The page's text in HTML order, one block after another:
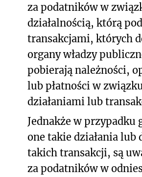
za podatników w
działalnością, którą
transakcjami, których
organy władzy
pobierają należności,
lub płatności w
działaniami lub
Jednakże w przypadku
one takie działania lub
takich transakcji, są
za podatników w